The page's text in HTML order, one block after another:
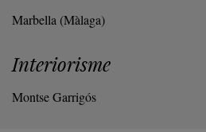
Marbella (Màlaga)
Interiorisme
Montse Garrigós